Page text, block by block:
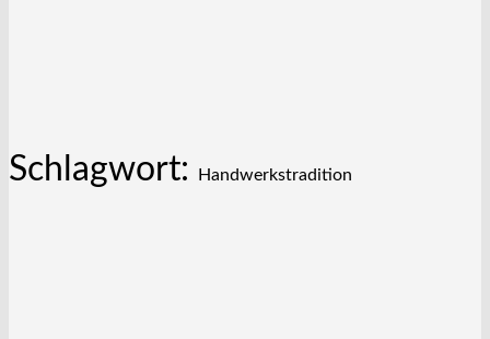
Schlagwort: Handwerkstradition